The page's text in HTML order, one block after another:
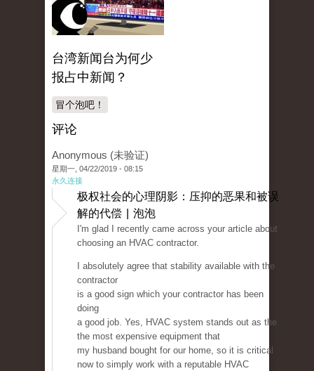
台湾新闻台为何少
报占中新闻？
冒个泡吧！
评论
Anonymous (未验证)
星期一, 04/22/2019 - 08:15
永久连接
极权社会的心理阴影：压抑的恶果和被误
解的代偿 | 泡泡
I'm glad I recently came across your article about
choosing an HVAC contractor.
I absolutely agree that stability available with the
contractor
is a good sign which your contractor has been
doing
a good job. Yes, HVAC system stands out as the
the most expensive equipment that
my husband bought for our home, so it is critical
now to simply work with a reputable HVAC